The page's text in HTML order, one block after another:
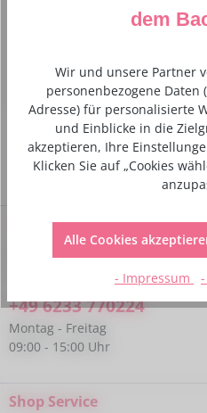
Jungs finden Bagger
auch – besonders wenn die
Hersteller- und
Service-Hotline
Bei Fragen kannst du uns
Nummer kontaktieren:
+49 6233 770224
Montag - Freitag
09:00 - 15:00 Uhr
Shop Service
dem
Wir und unsere Partner
personenbezogene Daten
Adresse) für personalisierte
und Einblicke in die
akzeptieren, Ihre
Klicken Sie auf „Cookies
Alle Cookies
- Impressum